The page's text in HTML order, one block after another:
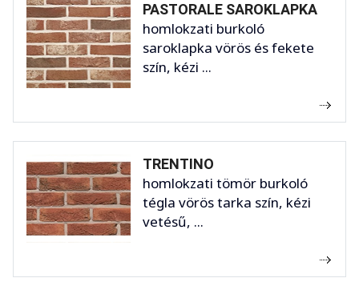
PASTORALE SAROKLAPKA
homlokzati burkoló
saroklapka vörös és fekete
szín, kézi ...
TRENTINO
homlokzati tömör burkoló
tégla vörös tarka szín, kézi
vetésű, ...